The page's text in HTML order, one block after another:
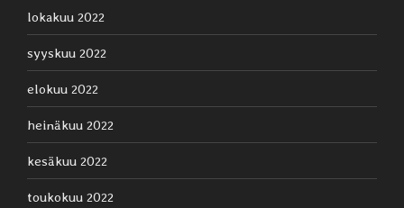
lokakuu 2022
syyskuu 2022
elokuu 2022
heinäkuu 2022
kesäkuu 2022
toukokuu 2022